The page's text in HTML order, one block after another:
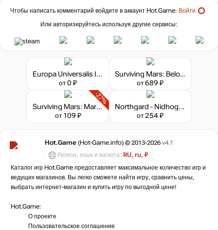
Чтобы написать комментарий войдите в аккаунт Hot.Game: Войти
Или авторизируйтесь используя другие сервисы:
Europa Universalis IV - Rights of Man Content Pack
от 0 ₽
Surviving Mars: Below and Beyond
от 689 ₽
-27%
Surviving Mars: Marsvision Song Contest
от 109 ₽
Northgard - Nidhogg, Clan of the Dragon
от 254 ₽
Hot.Game (Hot-Game.info) © 2013-2026 v4.1
Регион, язык и валюта: RU, ru, ₽
Каталог игр Hot.Game предоставляет максимальное количество игр и
ведущих магазинов. Вы легко сможете найти игру, сравнить цены,
выбрать интернет-магазин и купить игру по выгодной цене!
Hot.Game:
О проекте
Пользовательское соглашение